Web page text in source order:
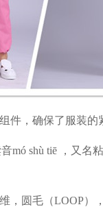
件，确保了服装
mó shù tiē
，又名
，圆毛（LOOP）